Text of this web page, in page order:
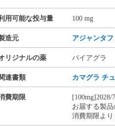
用可能な投与量 100 mg
造元 アジャンタ
リジナルの薬 バイアグラ
連書類 カマグラ チ
費期限
[100mg]2028/
お届する製
消費期限より